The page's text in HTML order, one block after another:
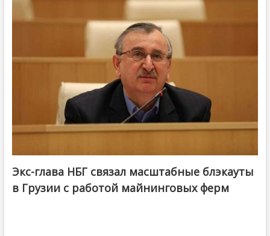
Экс-глава НБГ связал масштабные блэкауты
в Грузии с работой майнинговых ферм